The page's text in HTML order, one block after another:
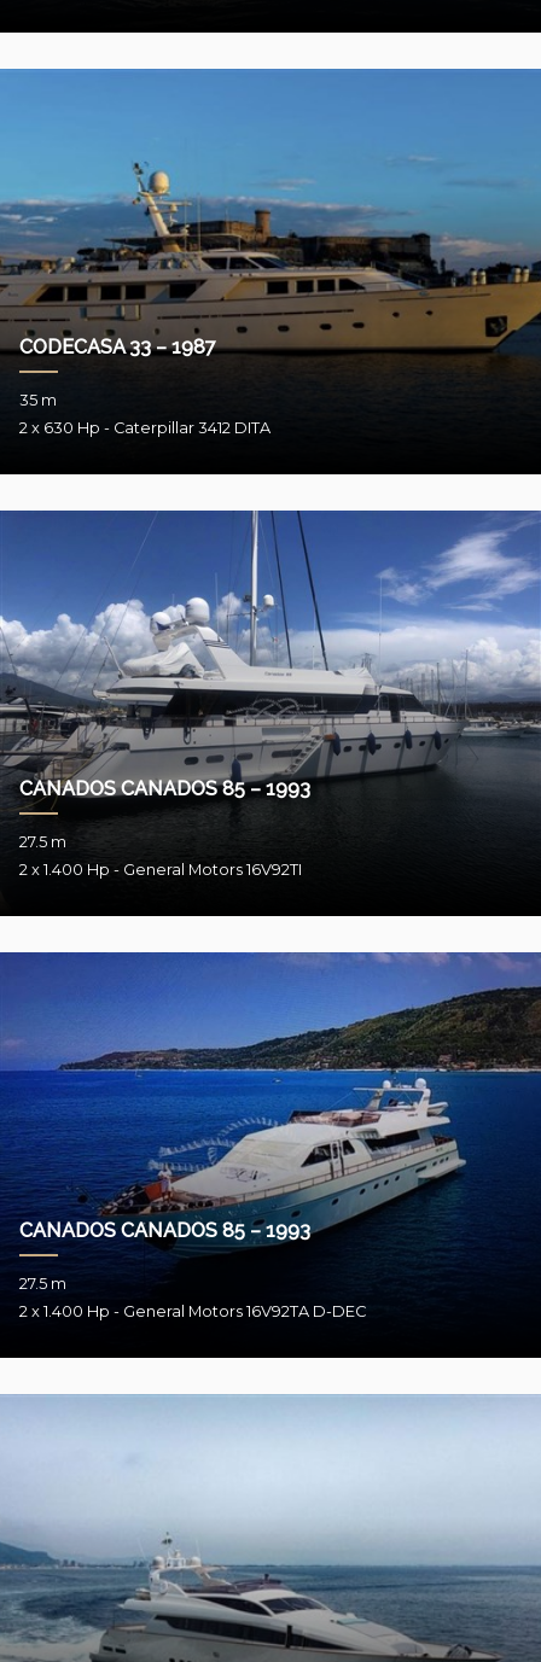
CODECASA 33 – 1987
35 m
2 x 630 Hp - Caterpillar 3412 DITA
CANADOS CANADOS 85 – 1993
27.5 m
2 x 1.400 Hp - General Motors 16V92TI
CANADOS CANADOS 85 – 1993
27.5 m
2 x 1.400 Hp - General Motors 16V92TA D-DEC